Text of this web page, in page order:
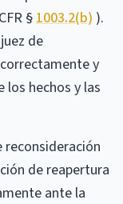
§1003.2(b) ).
de
y
los hechos y las
reconsideración
de reapertura
ante la